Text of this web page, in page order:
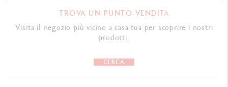
849.591
TROVA UN PUNTO VENDITA
Visita il negozio più vicino a casa tua per scoprire i nostri
prodotti.
CERCA